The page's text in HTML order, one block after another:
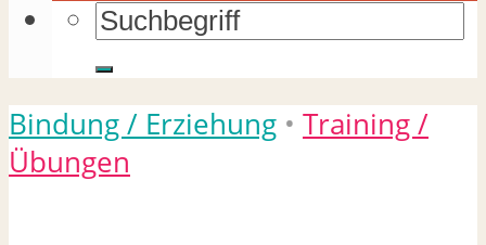
Bindung / Erziehung • Training /
Übungen